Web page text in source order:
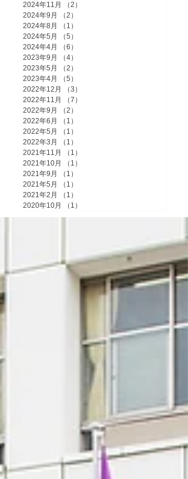
2024年11月
（2）
2024年9月
（2）
2024年8月
（1）
2024年5月
（5）
2024年4月
（6）
2023年9月
（4）
2023年5月
（2）
2023年4月
（5）
2022年12月
（3）
2022年11月
（7）
2022年9月
（2）
2022年6月
（1）
2022年5月
（1）
2022年3月
（1）
2021年11月
（1）
2021年10月
（1）
2021年9月
（1）
2021年5月
（1）
2021年2月
（1）
2020年10月
（1）